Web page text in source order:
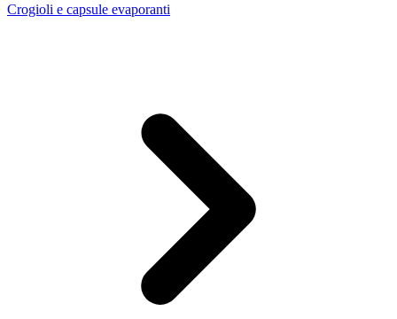
Crogioli e capsule evaporanti